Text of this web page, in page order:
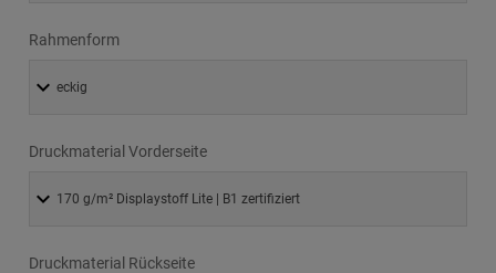
Rahmenform
Druckmaterial Vorderseite
Druckmaterial Rückseite